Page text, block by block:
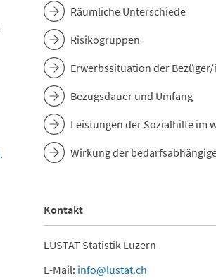
.
Unterstützte erwerbstätige Personen
Unterstützte
2019
Kanton Luzern
Räumliche Unterschiede
Risikogruppen
Erwerbssituation der
Bezugsdauer und Umfang
Leistungen der Sozialhilfe im
Wirkung der
Kontakt
LUSTAT Statistik Luzern
E-Mail: info@lustat.ch